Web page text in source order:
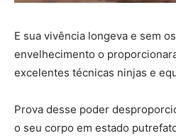
E sua vivência longeva e sem
envelhecimento o
excelentes técnicas ninjas e
Prova desse poder
o seu corpo em estado